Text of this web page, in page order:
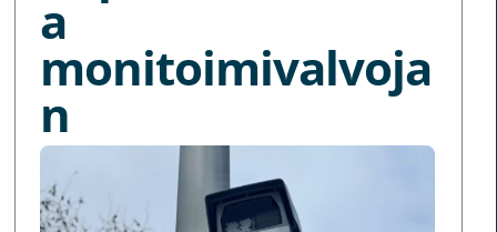
a
monitoimivalvoja
n